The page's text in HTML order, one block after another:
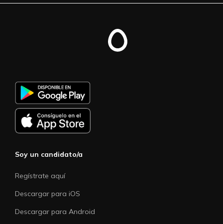
Soy un candidato/a
Regístrate aquí
Descargar para iOS
Descargar para Android